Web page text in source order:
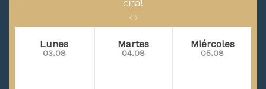
cita!
Lunes
03.08
Martes
04.08
Miércoles
05.08